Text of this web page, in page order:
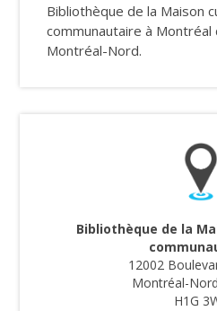
Bibliothèque de la Maison
communautaire à
Montréal-Nord.
Bibliothèque de la
12002
Montréal-
H1G